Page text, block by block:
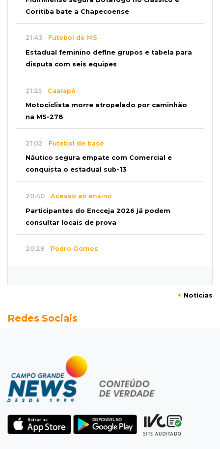
Coritiba bate a Chapecoense
21:43 Futebol de MS
Estadual feminino define grupos e tabela para
disputa com seis equipes
21:25 Caarapó
Motociclista morre atropelado por caminhão
na MS-278
21:02 Futebol de base
Náutico segura empate com Comercial e
conquista o estadual sub-13
20:40 Acesso ao ensino
Participantes do Encceja 2026 já podem
consultar locais de prova
20:29 Pedro Gomes
Pantanal treina em Goiânia antes de jogo que
Campeonato Brasileiro
Remo busca empate com Atlético-MG e segue
na zona de rebaixamento
Defesa diz que preso suspeito de sequestro
só emprestou casa a conhecido
+ Notícias
Redes Sociais